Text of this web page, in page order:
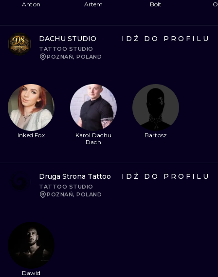
Anton Artem Bolt
DACHU STUDIO
TATTOO STUDIO
POZNAŃ, POLAND
IDŹ DO PROFILU
Inked Fox
Karol Dachu
Dach
Bartosz
Druga Strona Tattoo
TATTOO STUDIO
POZNAŃ, POLAND
IDŹ DO PROFILU
Dawid